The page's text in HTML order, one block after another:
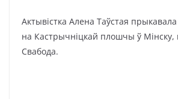
Актывістка Алена Таўстая
на Кастрычніцкай плошчы ў Мінску,
Свабода.